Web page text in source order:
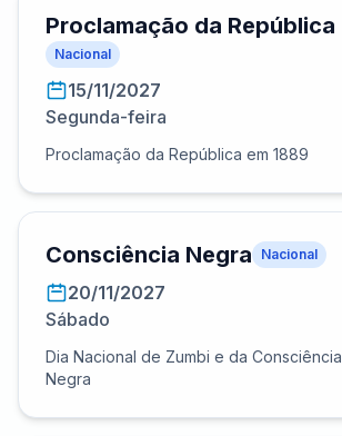
Proclamação da República
Nacional
15/11/2027
Segunda-feira
Proclamação da República em 1889
Consciência Negra Nacional
20/11/2027
Sábado
Dia Nacional de Zumbi e da Consciência
Negra